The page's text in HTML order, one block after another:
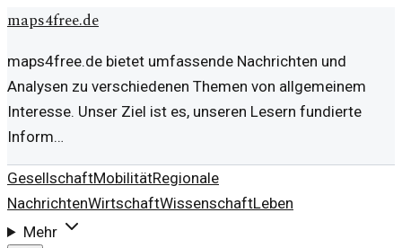
maps4free.de
maps4free.de bietet umfassende Nachrichten und
Analysen zu verschiedenen Themen von allgemeinem
Interesse. Unser Ziel ist es, unseren Lesern fundierte
Inform…
GesellschaftMobilitätRegionale
NachrichtenWirtschaftWissenschaftLeben
Mehr